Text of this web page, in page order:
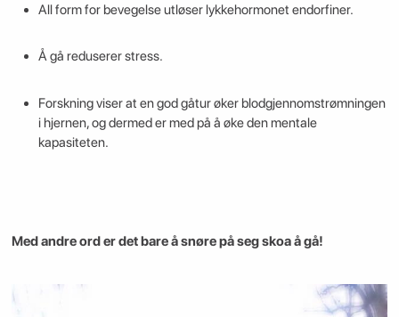
All form for bevegelse utløser lykkehormonet endorfiner.
Å gå reduserer stress.
Forskning viser at en god gåtur øker blodgjennomstrømningen
i hjernen, og dermed er med på å øke den mentale
kapasiteten.
Med andre ord er det bare å snøre på seg skoa å gå!